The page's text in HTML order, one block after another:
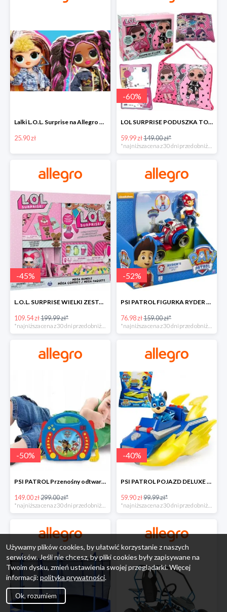
Lalki L.O.L. Surprise na Allegro w super cenach od 25,90 zł
25.90 zł
-60%
LOL SURPRISE PODUSZKA TOREBKA SEKRETNY SCHOWEK MP3 -59%
59.99 zł149.00 zł*
*najniższa cena z 30 dni przed obniżką
-45%
L.O.L. SURPRISE WIELKI ZESTAW NIESPODZIANKA 4 GRY -45%
109.54 zł199.99 zł*
-52%
PSI PATROL FIGURKA RYDER + QUAD POJAZD RATUNKOWY -51%
76.98 zł159.00 zł*
-50%
PSI PATROL Przenośny odtwarzacz CD Karaoke PAW -50%
149.00 zł299.00 zł*
*najniższa cena z 30 dni przed obniżką
-40%
PSI PATROL POJAZD DELUXE FIGURKA CHASE MIGHTY PUPS -40%
59.90 zł99.99 zł*
*najniższa cena z 30 dni przed obniżką
Używamy plików cookies, by ułatwić korzystanie z naszych
serwisów. Jeśli nie chcesz, by pliki cookies były zapisywane na
Twoim dysku, zmień ustawienia swojej przeglądarki. Więcej
informacji: polityka prywatności.
Ok, rozumiem